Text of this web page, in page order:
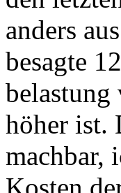
anders
besagte
höher ist.
machbar,